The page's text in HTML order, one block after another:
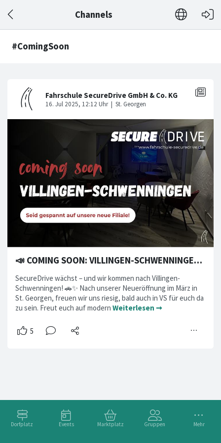
Channels
Dorfplatz Events Marktplatz Gruppen Mehr
#ComingSoon
📣 COMING SOON: VILLINGEN-SCHWENNINGEN 📍
SecureDrive wächst – und wir kommen nach Villingen-
Schwenningen! 🚗✨ Nach unserer Neueröffnung im März in
St. Georgen, freuen wir uns riesig, bald auch in VS für euch da
zu sein. Freut euch auf modern Weiterlesen ➞